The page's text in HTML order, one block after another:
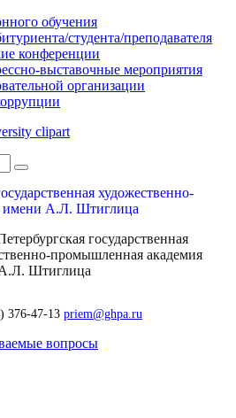
обучения
студента/преподавателя
конференции
выставочные мероприятия
организации
государственная
промышленная академия
Штиглица
376-47-13 priem@ghpa.ru
вопросы